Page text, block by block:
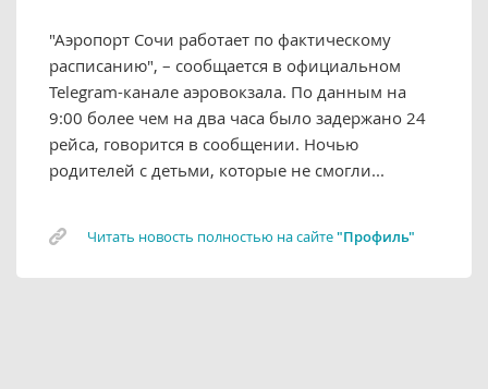
"Аэропорт Сочи работает по фактическому
расписанию", – сообщается в официальном
Telegram-канале аэровокзала. По данным на
9:00 более чем на два часа было задержано 24
рейса, говорится в сообщении. Ночью
родителей с детьми, которые не смогли...
Читать новость полностью на сайте"Профиль"